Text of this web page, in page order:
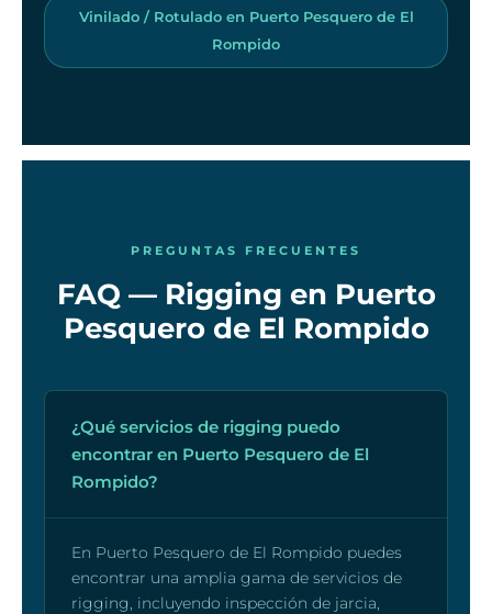
Vinilado / Rotulado en Puerto Pesquero de El
Rompido
PREGUNTAS FRECUENTES
FAQ — Rigging en Puerto
Pesquero de El Rompido
¿Qué servicios de rigging puedo
encontrar en Puerto Pesquero de El
Rompido?
En Puerto Pesquero de El Rompido puedes
encontrar una amplia gama de servicios de
rigging, incluyendo inspección de jarcia,